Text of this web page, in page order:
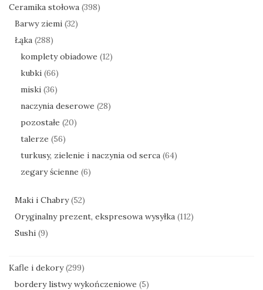
Ceramika stołowa (398)
Barwy ziemi (32)
Łąka (288)
komplety obiadowe (12)
kubki (66)
miski (36)
naczynia deserowe (28)
pozostałe (20)
talerze (56)
turkusy, zielenie i naczynia od serca (64)
zegary ścienne (6)
Maki i Chabry (52)
Oryginalny prezent, ekspresowa wysyłka (112)
Sushi (9)
Kafle i dekory (299)
bordery listwy wykończeniowe (5)